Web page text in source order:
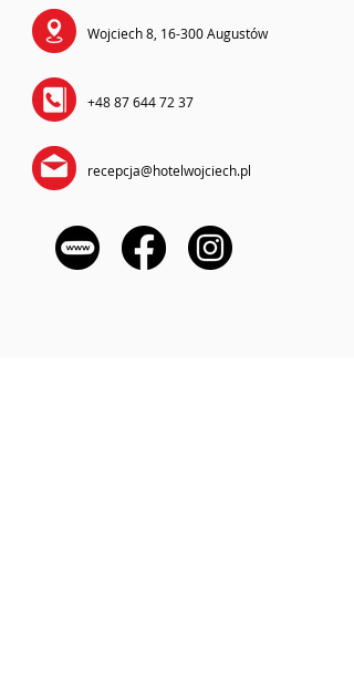
Wojciech 8, 16-300 Augustów
+48 87 644 72 37
recepcja@hotelwojciech.pl